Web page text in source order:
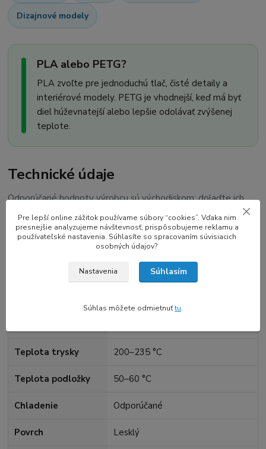
Dizajnové modely
PLA alebo PETG?
PLA zvoľte pre jednoduchú tlač, čisté detaily a
interiérové modely. PETG je vhodnejší, keď má byť
diel húževnatejší alebo lepšie odolávať zvýšenej
teplote.
Technické údaje
Odporúčané hodnoty výrobcu sú východiskom; dolaďte ich
podľa tlačiarne, modelu a rýchlosti.
PLA
Béžová / Beige
Teplota trysky 200–235 °C
Teplota podložky 50–60 °C
Chladenie Odporúčané
Povrch Lesklý
Pre lepší online zážitok používame súbory “cookies”. Vďaka nim
presnejšie analyzujeme návštevnosť, prispôsobujeme reklamu a
používateľské nastavenia. Súhlasíte so spracovaním súvisiacich
osobných údajov?
Nastavenia Súhlasím
Súhlas môžete odmietnuťtu.